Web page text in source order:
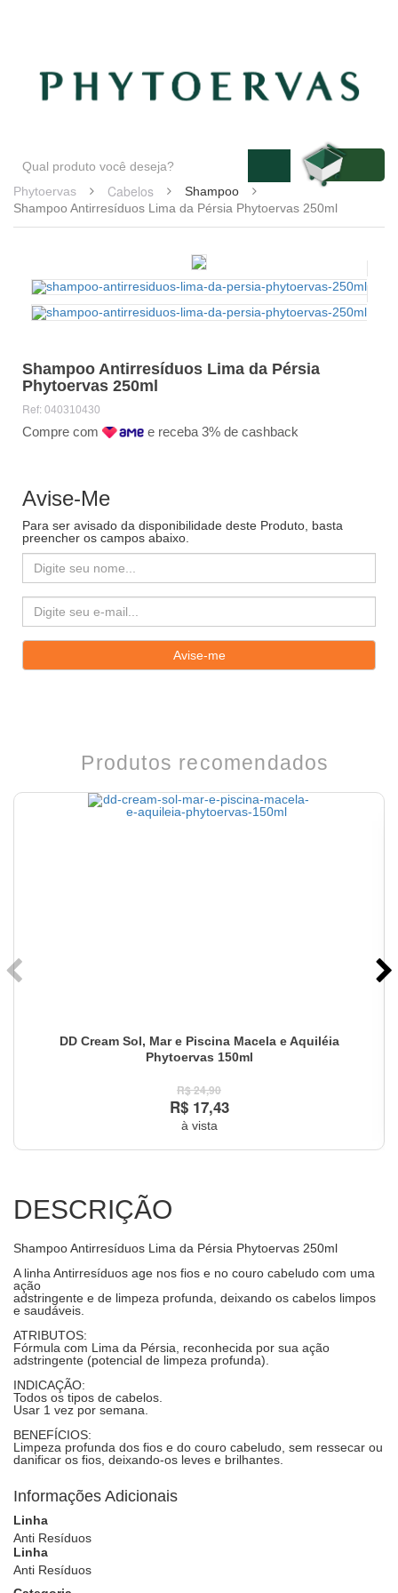
Phytoervas Cabelos
Shampoo
Shampoo Antirresíduos Lima da Pérsia Phytoervas 250ml
Shampoo Antirresíduos Lima da Pérsia
Phytoervas 250ml
Ref: 040310430
Compre com e receba 3% de cashback
Avise-Me
Para ser avisado da disponibilidade deste Produto, basta
preencher os campos abaixo.
Produtos recomendados
DD Cream Sol, Mar e Piscina Macela e Aquiléia
Phytoervas 150ml
R$ 24,90
R$ 17,43
à vista
DESCRIÇÃO
Shampoo Antirresíduos Lima da Pérsia Phytoervas 250ml
A linha Antirresíduos age nos fios e no couro cabeludo com uma
ação
adstringente e de limpeza profunda, deixando os cabelos limpos
e saudáveis.
ATRIBUTOS:
Fórmula com Lima da Pérsia, reconhecida por sua ação
adstringente (potencial de limpeza profunda).
INDICAÇÃO:
Todos os tipos de cabelos.
Usar 1 vez por semana.
BENEFÍCIOS:
Limpeza profunda dos fios e do couro cabeludo, sem ressecar ou
danificar os fios, deixando-os leves e brilhantes.
Informações Adicionais
Linha
Anti Resíduos
Linha
Anti Resíduos